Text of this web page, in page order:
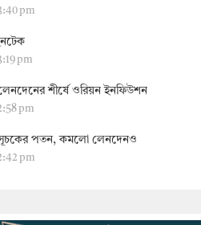
pm
pm
শীর্ষে ওরিয়ন ইনফিউশন
pm
সূচকের পতন, কমলো লেনদেনও
pm